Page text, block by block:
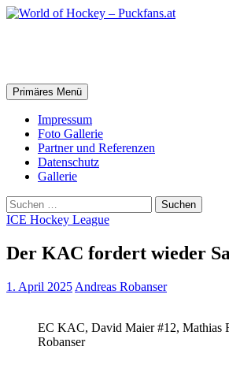
Zum
Suchen
Primäres Menü
Impressum
Foto Gallerie
Partner und Referenzen
Datenschutz
Gallerie
Suchen
nach:
ICE Hockey League
Der KAC fordert wieder
1. April 2025 Andreas Robanser
EC KAC, David Maier #12, Mathias
Robanser